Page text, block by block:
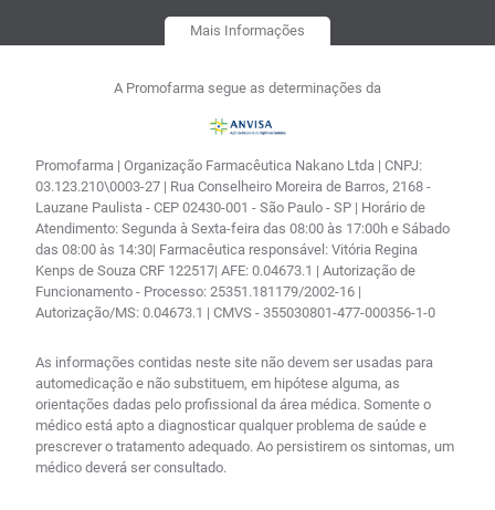
Mais Informações
A Promofarma segue as determinações da
Promofarma | Organização Farmacêutica Nakano Ltda | CNPJ:
03.123.210\0003-27 | Rua Conselheiro Moreira de Barros, 2168 -
Lauzane Paulista - CEP 02430-001 - São Paulo - SP | Horário de
Atendimento: Segunda à Sexta-feira das 08:00 às 17:00h e Sábado
das 08:00 às 14:30| Farmacêutica responsável: Vitória Regina
Kenps de Souza CRF 122517| AFE: 0.04673.1 | Autorização de
Funcionamento - Processo: 25351.181179/2002-16 |
Autorização/MS: 0.04673.1 | CMVS - 355030801-477-000356-1-0
As informações contidas neste site não devem ser usadas para
automedicação e não substituem, em hipótese alguma, as
orientações dadas pelo profissional da área médica. Somente o
médico está apto a diagnosticar qualquer problema de saúde e
prescrever o tratamento adequado. Ao persistirem os sintomas, um
médico deverá ser consultado.